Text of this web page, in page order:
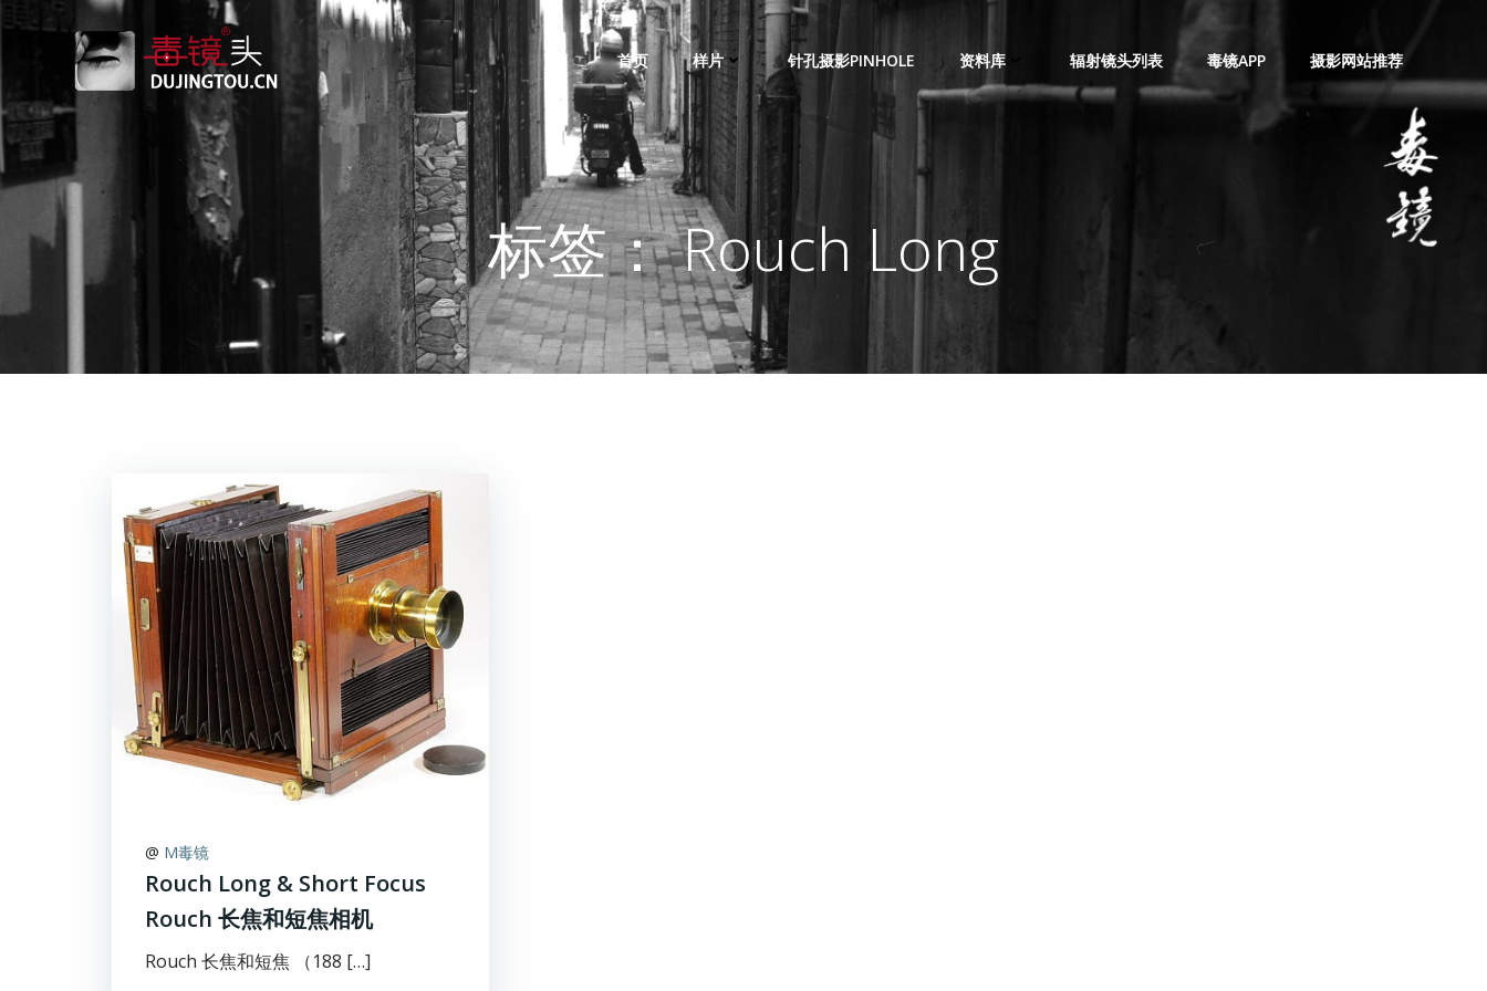
内
容
首页 样片 针孔摄影PINHOLE 资料库 辐射镜头列表 毒镜APP 摄影网站推荐
标签： Rouch Long
@ M毒镜
Rouch Long & Short Focus
Rouch 长焦和短焦相机
Rouch 长焦和短焦 （188 […]